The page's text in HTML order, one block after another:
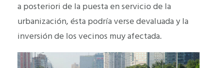
a posteriori de la puesta en servicio de la
urbanización, ésta podría verse devaluada y la
inversión de los vecinos muy afectada.